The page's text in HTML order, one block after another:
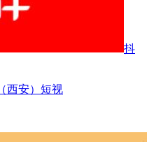
抖
西安）短视